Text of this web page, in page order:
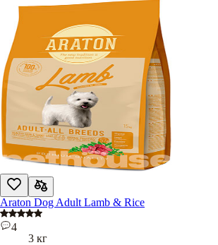
Araton Dog Adult Lamb & Rice
4
3 кг